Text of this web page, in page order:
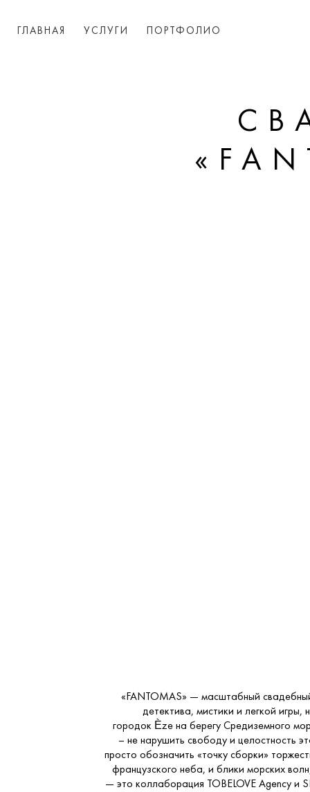
ГЛАВНАЯ УСЛУГИ ПОРТФОЛИО
«FANTOMAS» — масштабный
детектива, мистики и легкой
городок Èze на берегу Средиземного
– не нарушить свободу и целостность
просто обозначить «точку сборки»
французского неба, и блики морских
— это коллаборация TOBELOVE Agency и